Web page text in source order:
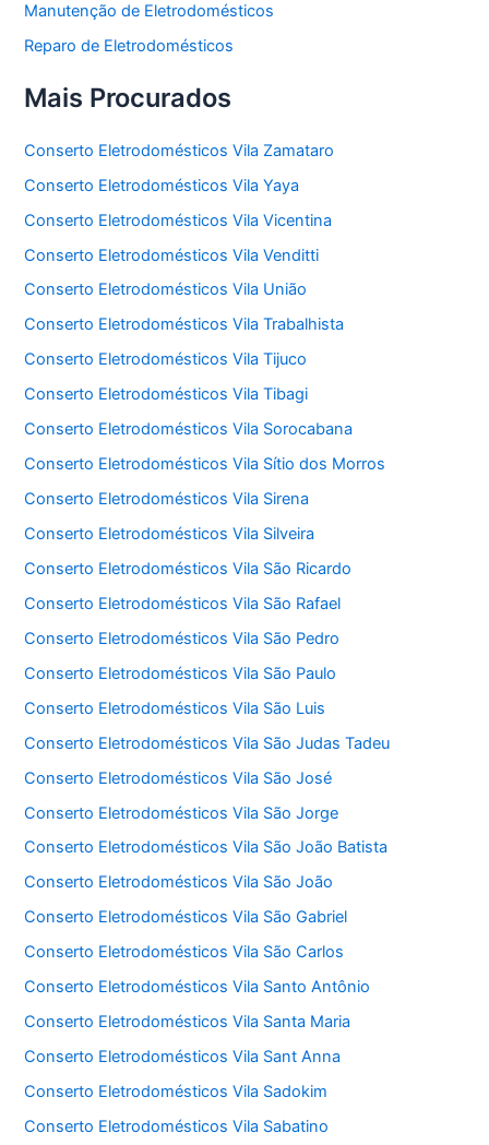
Manutenção de Eletrodomésticos
Reparo de Eletrodomésticos
Mais Procurados
Conserto Eletrodomésticos Vila Zamataro
Conserto Eletrodomésticos Vila Yaya
Conserto Eletrodomésticos Vila Vicentina
Conserto Eletrodomésticos Vila Venditti
Conserto Eletrodomésticos Vila União
Conserto Eletrodomésticos Vila Trabalhista
Conserto Eletrodomésticos Vila Tijuco
Conserto Eletrodomésticos Vila Tibagi
Conserto Eletrodomésticos Vila Sorocabana
Conserto Eletrodomésticos Vila Sítio dos Morros
Conserto Eletrodomésticos Vila Sirena
Conserto Eletrodomésticos Vila Silveira
Conserto Eletrodomésticos Vila São Ricardo
Conserto Eletrodomésticos Vila São Rafael
Conserto Eletrodomésticos Vila São Pedro
Conserto Eletrodomésticos Vila São Paulo
Conserto Eletrodomésticos Vila São Luis
Conserto Eletrodomésticos Vila São Judas Tadeu
Conserto Eletrodomésticos Vila São José
Conserto Eletrodomésticos Vila São Jorge
Conserto Eletrodomésticos Vila São João Batista
Conserto Eletrodomésticos Vila São João
Conserto Eletrodomésticos Vila São Gabriel
Conserto Eletrodomésticos Vila São Carlos
Conserto Eletrodomésticos Vila Santo Antônio
Conserto Eletrodomésticos Vila Santa Maria
Conserto Eletrodomésticos Vila Sant Anna
Conserto Eletrodomésticos Vila Sadokim
Conserto Eletrodomésticos Vila Sabatino